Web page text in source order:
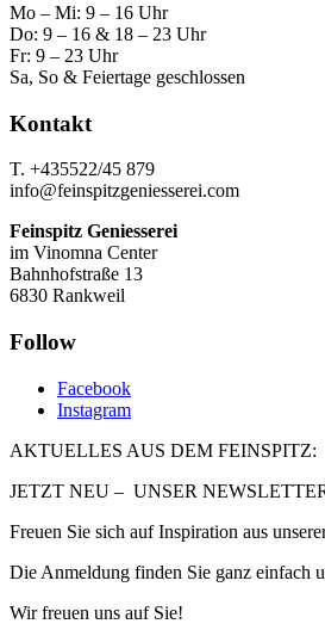
Mo – Mi: 9 – 16 Uhr
Do: 9 – 16 & 18 – 23 Uhr
Fr: 9 – 23 Uhr
Sa, So & Feiertage geschlossen
Kontakt
T. +435522/45 879
info@feinspitzgeniesserei.com
Feinspitz Geniesserei
im Vinomna Center
Bahnhofstraße 13
6830 Rankweil
Follow
Facebook
Instagram
AKTUELLES AUS DEM FEINSPITZ:
JETZT NEU – UNSER
Freuen Sie sich auf Inspiration aus
Die Anmeldung finden Sie ganz einfach
Wir freuen uns auf Sie!